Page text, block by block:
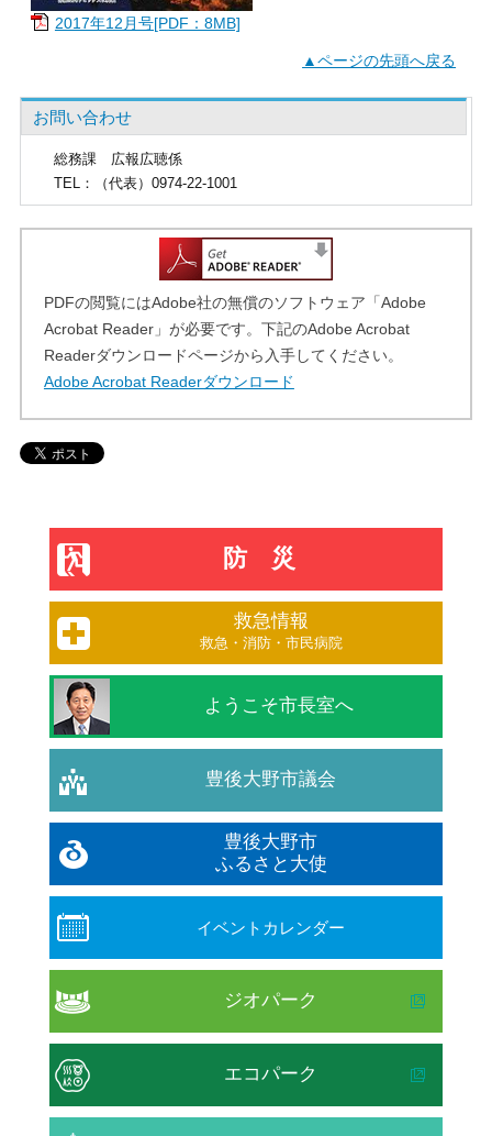
2017年12月号[PDF：8MB]
▲ページの先頭へ戻る
お問い合わせ
総務課
広報広聴係
TEL ：（代表）0974-22-1001
PDFの閲覧にはAdobe社の無償のソフトウェア「Adobe
Acrobat Reader」が必要です。下記のAdobe Acrobat
Readerダウンロードページから入手してください。
Adobe Acrobat Readerダウンロード
防災
救急情報
救急・消防・市民病院
ようこそ市長室へ
豊後大野市議会
豊後大野市
ふるさと大使
イベントカレンダー
ジオパーク
エコパーク